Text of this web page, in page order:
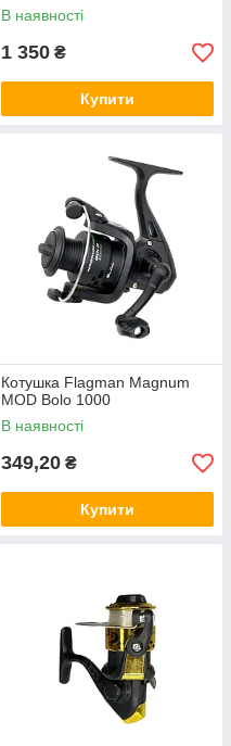
В наявності
1 350 ₴
Купити
Котушка Flagman Magnum
MOD Bolo 1000
В наявності
349,20 ₴
Купити